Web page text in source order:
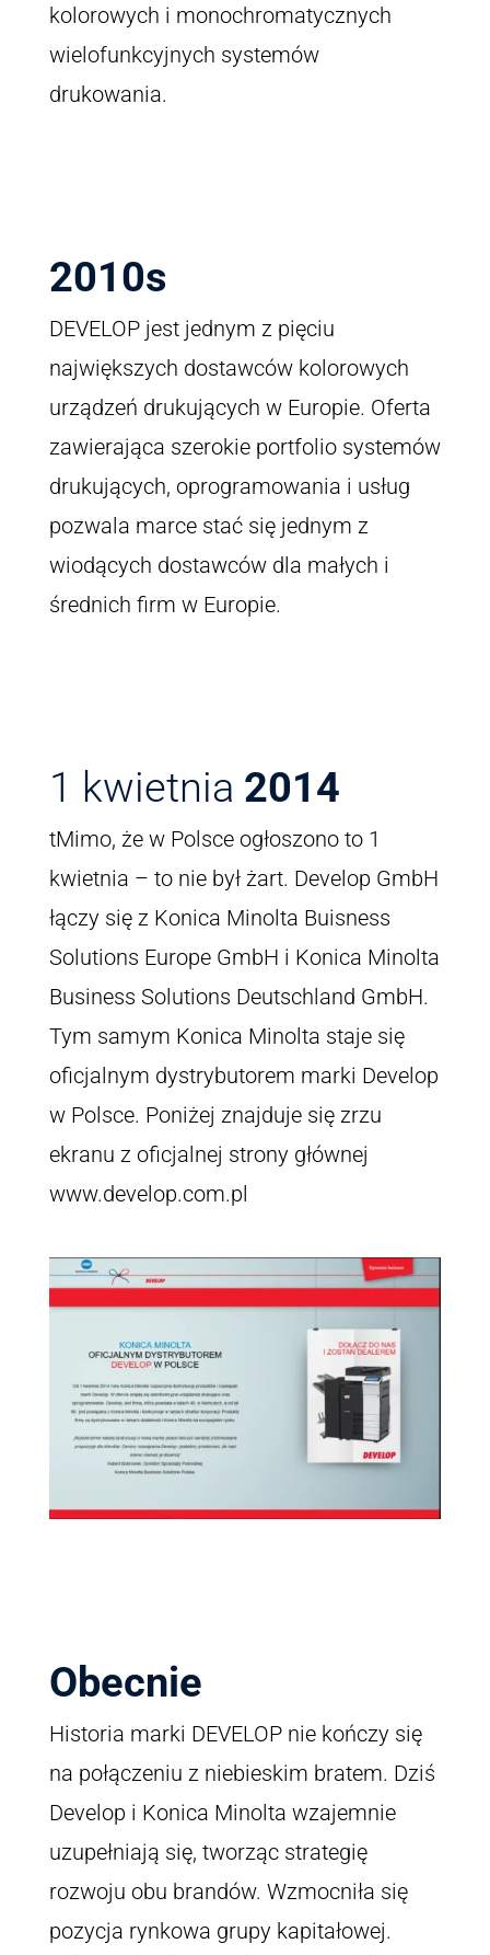
kolorowych i monochromatycznych
wielofunkcyjnych systemów
drukowania.
2010s
DEVELOP jest jednym z pięciu
największych dostawców kolorowych
urządzeń drukujących w Europie. Oferta
zawierająca szerokie portfolio systemów
drukujących, oprogramowania i usług
pozwala marce stać się jednym z
wiodących dostawców dla małych i
średnich firm w Europie.
1 kwietnia 2014
tMimo, że w Polsce ogłoszono to 1
kwietnia – to nie był żart. Develop GmbH
łączy się z Konica Minolta Buisness
Solutions Europe GmbH i Konica Minolta
Business Solutions Deutschland GmbH.
Tym samym Konica Minolta staje się
oficjalnym dystrybutorem marki Develop
w Polsce. Poniżej znajduje się zrzu
ekranu z oficjalnej strony głównej
www.develop.com.pl
Obecnie
Historia marki DEVELOP nie kończy się
na połączeniu z niebieskim bratem. Dziś
Develop i Konica Minolta wzajemnie
uzupełniają się, tworząc strategię
rozwoju obu brandów. Wzmocniła się
pozycja rynkowa grupy kapitałowej.